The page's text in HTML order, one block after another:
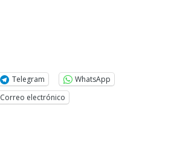
Telegram
WhatsApp
Correo electrónico